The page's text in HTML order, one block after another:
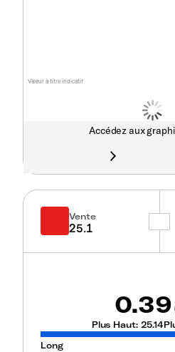
Valeur à titre indicatif
Accédez aux
Vente
25.1
0.39
Plus Haut: 25.14
Long